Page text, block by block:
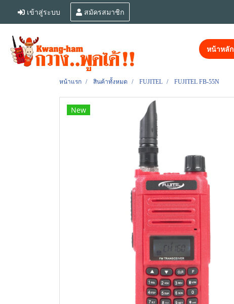
เข้าสู่ระบบ สมัครสมาชิก
หน้าหลัก
หน้าแรก สินค้าทั้งหมด FUJITEL FUJITEL FB-55N
New